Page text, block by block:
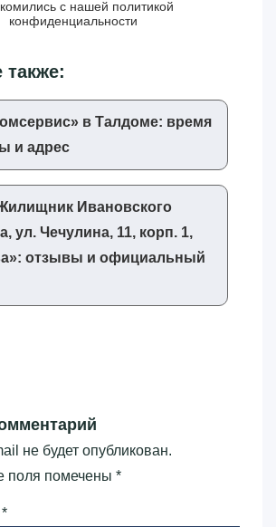
с нашей политикой
конфиденциальности
также:
в Талдоме: время
и адрес
Ивановского
ул. Чечулина, 11, корп. 1,
отзывы и официальный
не будет опубликован.
поля помечены *
*